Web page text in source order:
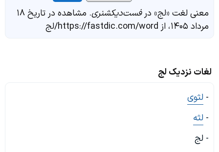
معنی لغت «لج» درفست‌دیکشنری
. مشاهده در تاریخ ۱۸
مرداد ۱۴۰۵، از https://fastdic.com/word/لج
لغات نزدیک لج
- لثوی
- لثه
- لج